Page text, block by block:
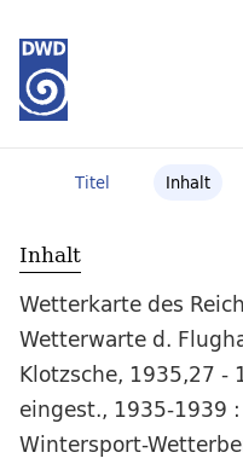
Titel Inhalt
Inhalt
Wetterkarte des
Wetterwarte d.
Klotzsche, 1935,27 -
eingest., 1935-1939
Wintersport-